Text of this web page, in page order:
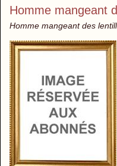
Homme mangeant
Homme mangeant des